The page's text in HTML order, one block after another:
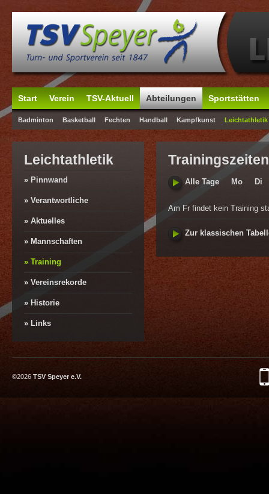
Start Verein TSV-Aktuell Abteilungen Sportstätten
Badminton Basketball Fechten Handball Kampfkunst Leichtathletik
Leichtathletik
» Pinnwand
» Verantwortliche
» Aktuelles
» Mannschaften
» Training
» Vereinsrekorde
» Historie
» Links
Trainingszeiten
Alle Tage Mo Di
Am Fr findet kein Training
Zur klassischen
©2026 TSV Speyer e.V.